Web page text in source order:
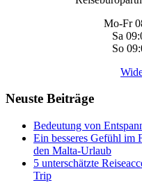
Mo-Fr
Sa
So
Neuste Beiträge
Bedeutung von
Ein besseres Gefühl im
den Malta-Urlaub
5 unterschätzte
Trip